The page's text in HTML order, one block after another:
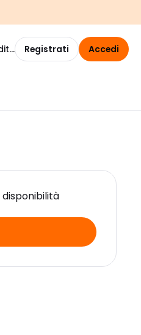
Registrati Accedi